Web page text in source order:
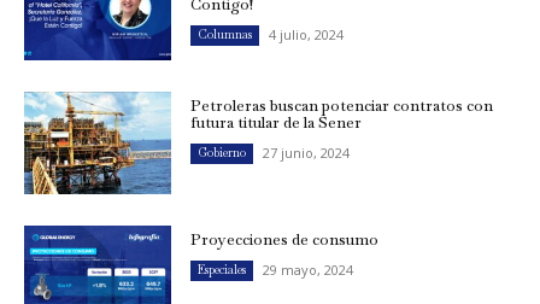
Contigo!
Columnas 4 julio, 2024
Petroleras buscan potenciar contratos con
futura titular de la Sener
Gobierno 27 junio, 2024
Proyecciones de consumo
Especiales 29 mayo, 2024